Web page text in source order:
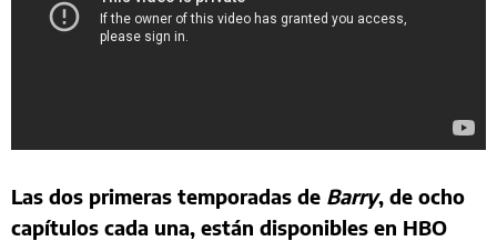
Las dos primeras temporadas de Barry, de ocho
capítulos cada una, están disponibles en HBO